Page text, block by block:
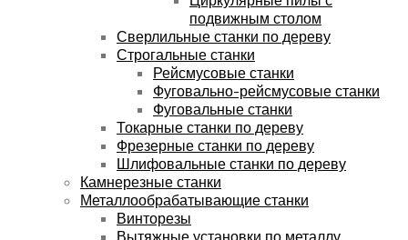
подвижным столом
Сверлильные станки по дереву
Строгальные станки
Рейсмусовые станки
Фуговально-рейсмусовые станки
Фуговальные станки
Токарные станки по дереву
Фрезерные станки по дереву
Шлифовальные станки по дереву
Камнерезные станки
Металлообрабатывающие станки
Винторезы
Вытяжные установки по металлу